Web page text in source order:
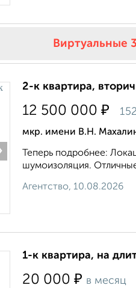
Виртуальные
2-к квартира,
12 500 000 ₽
мкр. имени В.Н.
Теперь подробнее:
шумоизоляция.
Агентство, 10.08.2026
1-к квартира, на
20 000 ₽ в месяц